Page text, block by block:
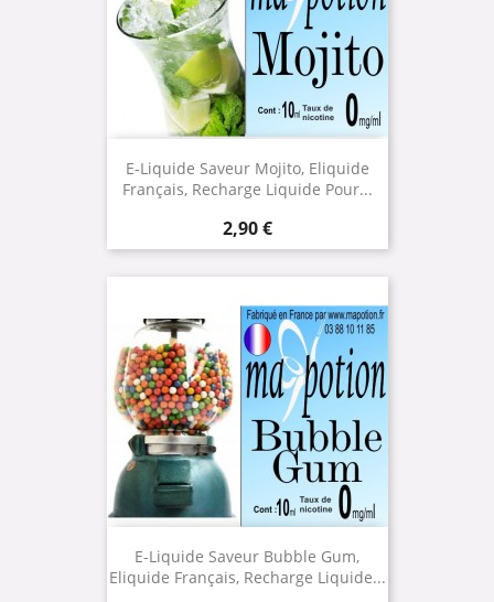
E-Liquide Saveur Mojito, Eliquide
Français, Recharge Liquide Pour...
Prix
2,90 €
E-Liquide Saveur Bubble Gum,
Eliquide Français, Recharge Liquide...